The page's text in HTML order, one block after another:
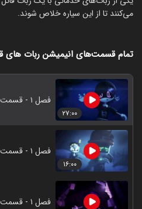
می‌کنند تا از این سیاره خلاص شوند.
تمام قسمت‌های انیمیشن ربات های
۲۷:۰۰
فصل ۱ - قسمت ۱ - پایلوت
۱۶:۰۰
فصل ۱ - قسمت ۲ - ضربان قلب
فصل ۱ - قسمت ۳ - شبی که پروم رخ داد